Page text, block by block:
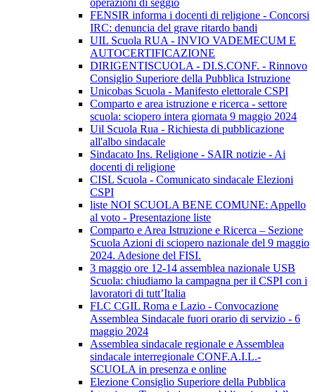
operazioni di seggio
FENSIR informa i docenti di religione - Concorsi
IRC: denuncia del grave ritardo bandi
UIL Scuola RUA - INVIO VADEMECUM E
AUTOCERTIFICAZIONE
DIRIGENTISCUOLA - DI.S.CONF. - Rinnovo
Consiglio Superiore della Pubblica Istruzione
Unicobas Scuola - Manifesto elettorale CSPI
Comparto e area istruzione e ricerca - settore
scuola: sciopero intera giornata 9 maggio 2024
Uil Scuola Rua - Richiesta di pubblicazione
all'albo sindacale
Sindacato Ins. Religione - SAIR notizie - Ai
docenti di religione
CISL Scuola - Comunicato sindacale Elezioni
CSPI
liste NOI SCUOLA BENE COMUNE: Appello
al voto - Presentazione liste
Comparto e Area Istruzione e Ricerca – Sezione
Scuola Azioni di sciopero nazionale del 9 maggio
2024. Adesione del FISI.
3 maggio ore 12-14 assemblea nazionale USB
Scuola: chiudiamo la campagna per il CSPI con i
lavoratori di tutt’Italia
FLC CGIL Roma e Lazio - Convocazione
Assemblea Sindacale fuori orario di servizio - 6
maggio 2024
Assemblea sindacale regionale e Assemblea
sindacale interregionale CONF.A.I.L.-
SCUOLA in presenza e online
Elezione Consiglio Superiore della Pubblica